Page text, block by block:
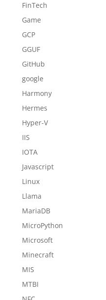
FinTech
Game
GCP
GGUF
GitHub
google
Harmony
Hermes
Hyper-V
IIS
IOTA
Javascript
Linux
Llama
MariaDB
MicroPython
Microsoft
Minecraft
MIS
MTBI